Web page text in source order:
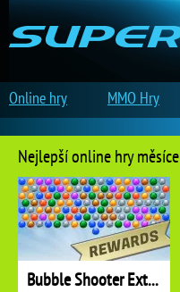
Nejlepší online hry měsíce
Bubble Shooter Extreme
Online hry MMO Hry